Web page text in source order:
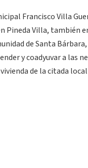
Francisco Villa
Pineda Villa, también
de Santa
y coadyuvar a las
de la citada